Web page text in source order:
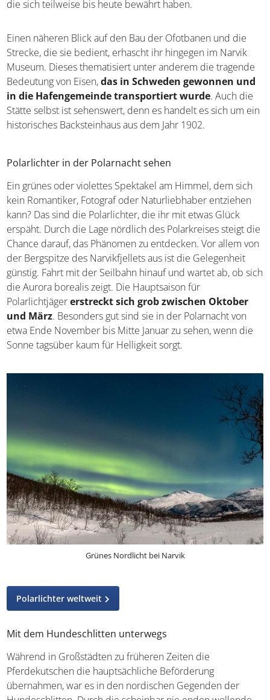
mehr über den Ort selbst,seine Zeit mit den
Traditionen
, die sich teilweise bis heute bewährt haben.
Einen näheren Blick auf den Bau der Ofotbanen und die
Strecke, die sie bedient, erhascht ihr hingegen im Narvik
Museum. Dieses thematisiert unter anderem die
tragende Bedeutung von Eisen,das in Schweden
gewonnen und in die Hafengemeinde transportiert
dem Jahr 1902.
Polarlichter in der Polarnacht sehen
Ein grünes oder violettes Spektakel am Himmel, dem sich
kein Romantiker, Fotograf oder Naturliebhaber entziehen
kann? Das sind die Polarlichter, die ihr mit etwas Glück
erspäht. Durch die Lage nördlich des Polarkreises steigt
die Chance darauf, das Phänomen zu entdecken. Vor
allem von der Bergspitze des Narvikfjellets aus ist die
Gelegenheit günstig. Fahrt mit der Seilbahn hinauf und
wartet ab, ob sich die Aurora borealis zeigt. Die
Hauptsaison für Polarlichtjägererstreckt sich grob
der Polarnacht von etwa Ende November bis Mitte Januar
zu sehen, wenn die Sonne tagsüber kaum für Helligkeit
Grünes Nordlicht bei Narvik
Mit dem Hundeschlitten unterwegs